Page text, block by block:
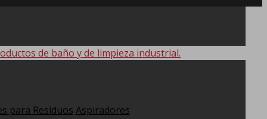
de baño y de limpieza industrial.
para Residuos Aspiradores